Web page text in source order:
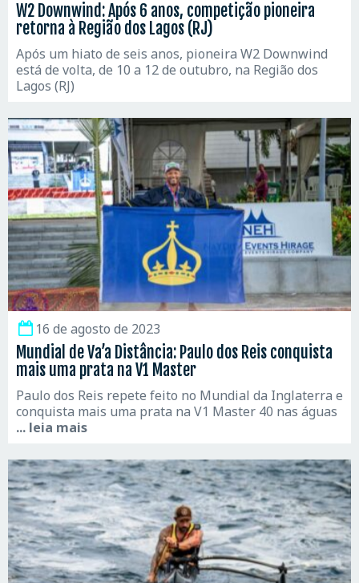
W2 Downwind: Após 6 anos, competição pioneira
retorna à Região dos Lagos (RJ)
Após um hiato de seis anos, pioneira W2 Downwind
está de volta, de 10 a 12 de outubro, na Região dos
Lagos (RJ)
16 de agosto de 2023
Mundial de Va’a Distância: Paulo dos Reis conquista
mais uma prata na V1 Master
Paulo dos Reis repete feito no Mundial da Inglaterra e
conquista mais uma prata na V1 Master 40 nas águas
... leia mais